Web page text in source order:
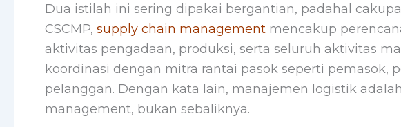
Dua istilah ini sering dipakai bergantian, padahal
CSCMP, supply chain management mencakup
aktivitas pengadaan, produksi, serta seluruh aktivitas
koordinasi dengan mitra rantai pasok seperti pemasok,
pelanggan. Dengan kata lain, manajemen logistik
management, bukan sebaliknya.